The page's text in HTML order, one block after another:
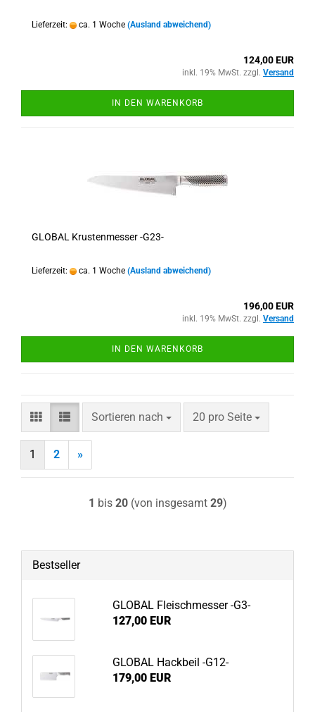
Lieferzeit: ca. 1 Woche (Ausland abweichend)
124,00 EUR
inkl. 19% MwSt. zzgl. Versand
IN DEN WARENKORB
GLOBAL Krustenmesser -G23-
Lieferzeit: ca. 1 Woche (Ausland abweichend)
196,00 EUR
inkl. 19% MwSt. zzgl. Versand
IN DEN WARENKORB
Sortieren nach
Sortieren nach 20 pro Seite
pro Seite
1 2 »
1 bis 20(von insgesamt 29)
Bestseller
GLOBAL Fleischmesser -G3-
127,00 EUR
GLOBAL Hackbeil -G12-
179,00 EUR